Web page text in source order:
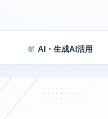
AI・生成AI活用